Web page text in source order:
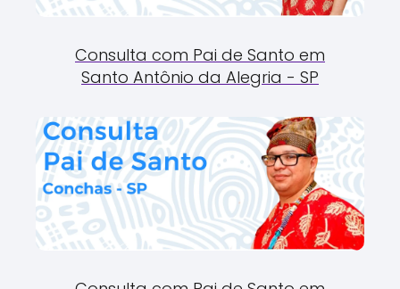
Consulta com Pai de Santo em
Santo Antônio da Alegria - SP